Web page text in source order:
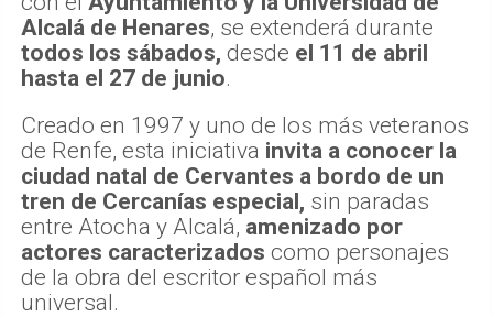
Alcalá de Henares, se extenderá durante
todos los sábados, desde el 11 de abril
hasta el 27 de junio.
Creado en 1997 y uno de los más veteranos
de Renfe, esta iniciativa invita a conocer la
ciudad natal de Cervantes a bordo de un
tren de Cercanías especial, sin paradas
entre Atocha y Alcalá, amenizado por
actores caracterizados como personajes
de la obra del escritor español más
universal.